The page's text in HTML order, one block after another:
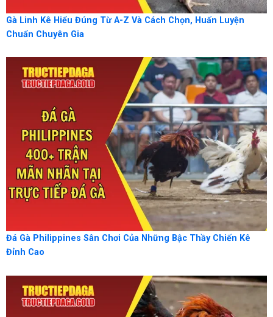
Gà Linh Kê Hiểu Đúng Từ A-Z Và Cách Chọn, Huấn Luyện
Chuẩn Chuyên Gia
Đá Gà Philippines Sân Chơi Của Những Bậc Thầy Chiến Kê
Đỉnh Cao